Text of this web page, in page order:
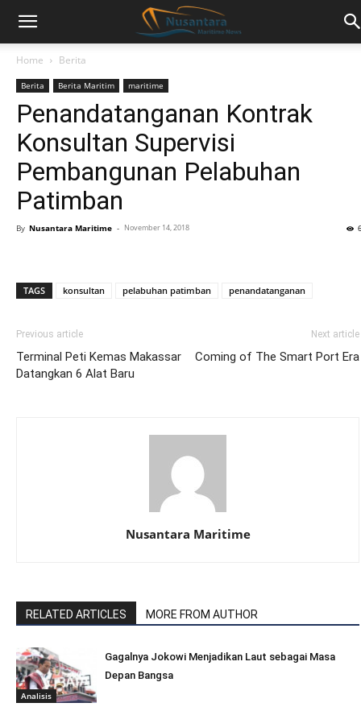
Home Berita
Berita Berita Maritim maritime
Penandatanganan Kontrak
Konsultan Supervisi
Pembangunan Pelabuhan
Patimban
By Nusantara Maritime - November 14, 2018
TAGS konsultan pelabuhan patimban penandatanganan
Previous article
Terminal Peti Kemas Makassar
Datangkan 6 Alat Baru
Next article
Coming of The Smart Port Era
Nusantara Maritime
RELATED ARTICLES MORE FROM AUTHOR
Analisis
Gagalnya Jokowi Menjadikan Laut sebagai Masa
Depan Bangsa